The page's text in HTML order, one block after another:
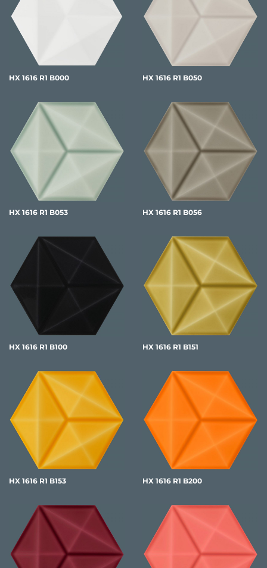
HX 1616 R1 B000 HX 1616 R1 B050
HX 1616 R1 B053 HX 1616 R1 B056
HX 1616 R1 B100 HX 1616 R1 B151
HX 1616 R1 B153 HX 1616 R1 B200